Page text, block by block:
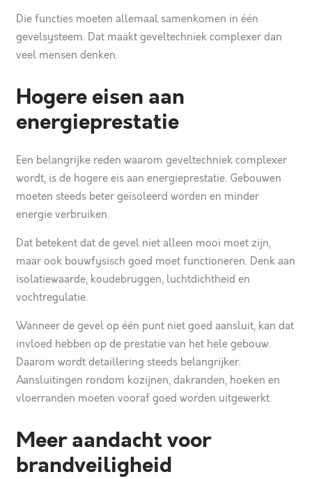
Die functies moeten allemaal samenkomen in één
gevelsysteem. Dat maakt geveltechniek complexer dan
veel mensen denken.
Hogere eisen aan
energieprestatie
Een belangrijke reden waarom geveltechniek complexer
wordt, is de hogere eis aan energieprestatie. Gebouwen
moeten steeds beter geïsoleerd worden en minder
energie verbruiken.
Dat betekent dat de gevel niet alleen mooi moet zijn,
maar ook bouwfysisch goed moet functioneren. Denk aan
isolatiewaarde, koudebruggen, luchtdichtheid en
vochtregulatie.
Wanneer de gevel op één punt niet goed aansluit, kan dat
invloed hebben op de prestatie van het hele gebouw.
Daarom wordt detaillering steeds belangrijker.
Aansluitingen rondom kozijnen, dakranden, hoeken en
vloerranden moeten vooraf goed worden uitgewerkt.
Meer aandacht voor
brandveiligheid